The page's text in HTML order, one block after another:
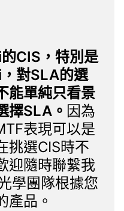
CIS，特別是
對SLA的選
能單純只看景
擇SLA。 因為
表現可以是
挑選CIS時不
迎隨時聯繫我
學團隊根據您
產品。